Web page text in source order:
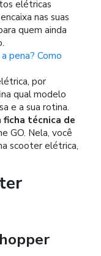
elétricas
nas suas
quem ainda
pena? Como
por
qual modelo
e a sua rotina.
ficha técnica de
GO. Nela, você
scooter elétrica,